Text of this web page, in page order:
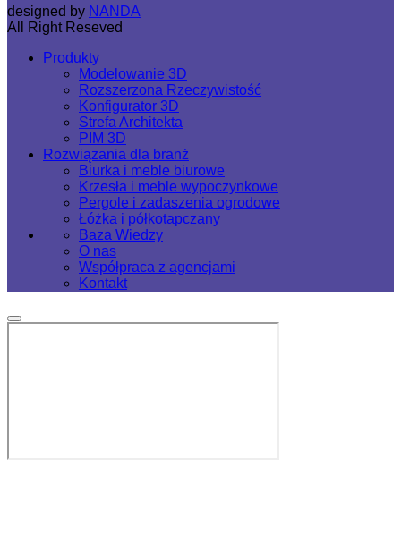
designed by NANDA
All Right Reseved
Produkty
Modelowanie 3D
Rozszerzona Rzeczywistość
Konfigurator 3D
Strefa Architekta
PIM 3D
Rozwiązania dla branż
Biurka i meble biurowe
Krzesła i meble wypoczynkowe
Pergole i zadaszenia ogrodowe
Łóżka i półkotapczany
Baza Wiedzy
O nas
Współpraca z agencjami
Kontakt